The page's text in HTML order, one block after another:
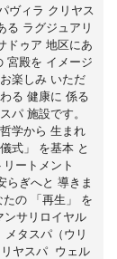
ヴィラ クリヤス
る ラグジュアリ
ドゥア 地区にあ
宮殿を イメージ
楽しみ いただ
る 健康に 係る
パ 施設です。
学から 生まれ
式」 を基本 と
ートメント
らぎへと 導きま
の 「再生」 を
サリロイヤル
タスパ（ウリ
ヤスパ ウェル